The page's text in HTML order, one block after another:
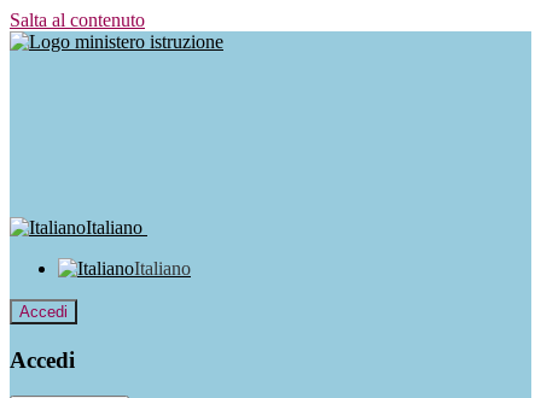
Salta al contenuto
Italiano
Italiano
Accedi
Accedi